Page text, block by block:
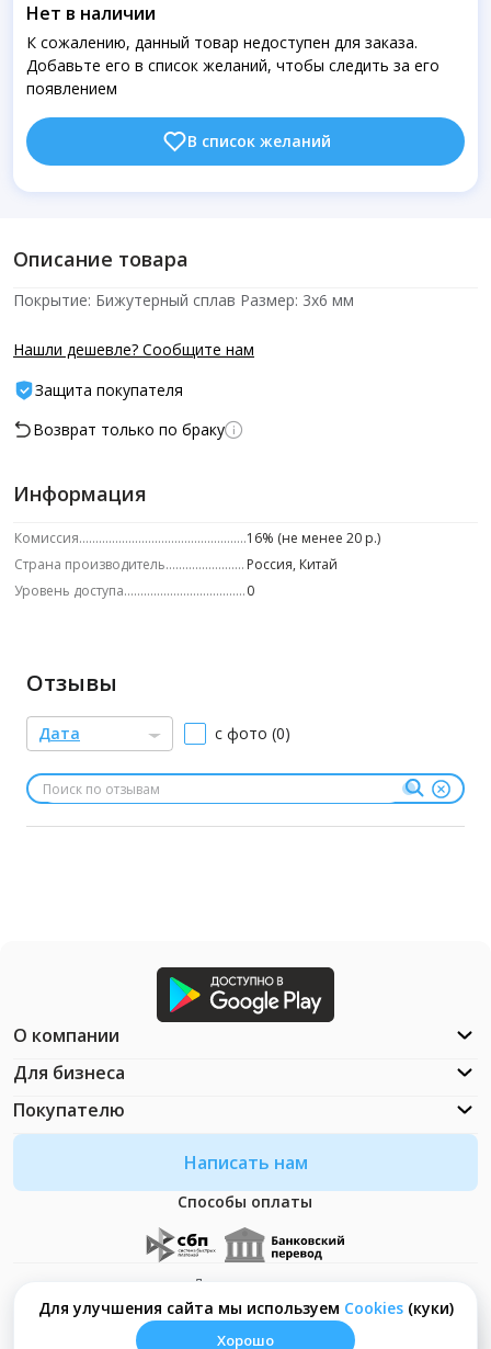
Для улучшения сайта мы используем Сookies(куки)
Хорошо
Нет в наличии
К сожалению, данный товар недоступен для заказа.
Добавьте его в список желаний, чтобы следить за его
появлением
В список желаний
Описание товара
Покрытие: Бижутерный сплав Размер: 3х6 мм
Нашли дешевле? Сообщите нам
Защита покупателя
Возврат только по браку
Информация
Комиссия
16% (не менее 20 р.)
Страна производитель
Россия, Китай
Уровень доступа
0
Отзывы
Дата с фото (0)
Написать нам
Способы оплаты
О компании
Для бизнеса
Покупателю
© ООО "Неософт" - 2026
Документация
Что такое Cookies?